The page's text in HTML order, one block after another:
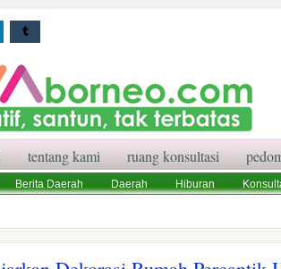
tentang kami ruang konsultasi
Berita Daerah Daerah Hiburan